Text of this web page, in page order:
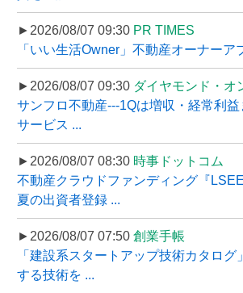
►2026/08/07 09:30 PR TIMES
「いい生活Owner」不動産オーナーア
►2026/08/07 09:30 ダイヤモンド・オ
サンフロ不動産---1Qは増収・経常利
サービス ...
►2026/08/07 08:30 時事ドットコム
不動産クラウドファンディング『
夏の出資者登録 ...
►2026/08/07 07:50 創業手帳
「建設系スタートアップ技術カタロ
する技術を ...